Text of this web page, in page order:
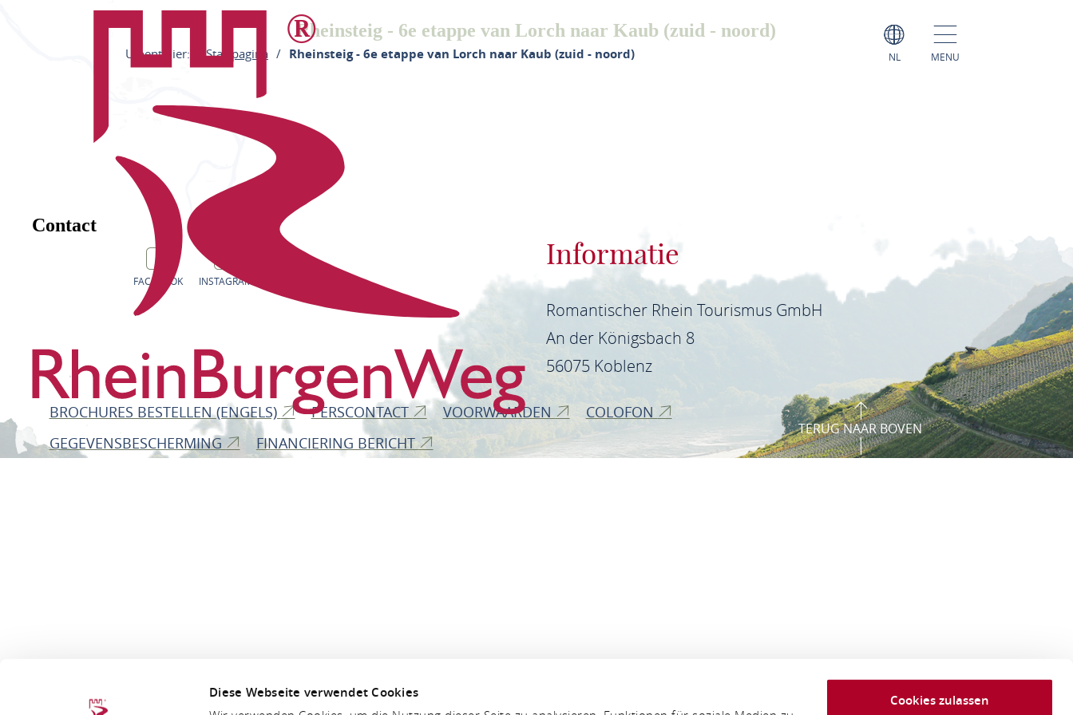
Diese Webseite verwendet Cookies Cookies zulassen
NL MENU
Rheinsteig - 6e etappe van Lorch naar Kaub (zuid - noord)
U bent hier: Startpagina Rheinsteig - 6e etappe van Lorch naar Kaub (zuid - noord)
Contact
FACEBOOK INSTAGRAM
Informatie
Romantischer Rhein Tourismus GmbH
An der Königsbach 8
56075 Koblenz
BROCHURES BESTELLEN (ENGELS) PERSCONTACT VOORWAARDEN
COLOFON
GEGEVENSBESCHERMING
FINANCIERING BERICHT
TERUG NAAR BOVEN